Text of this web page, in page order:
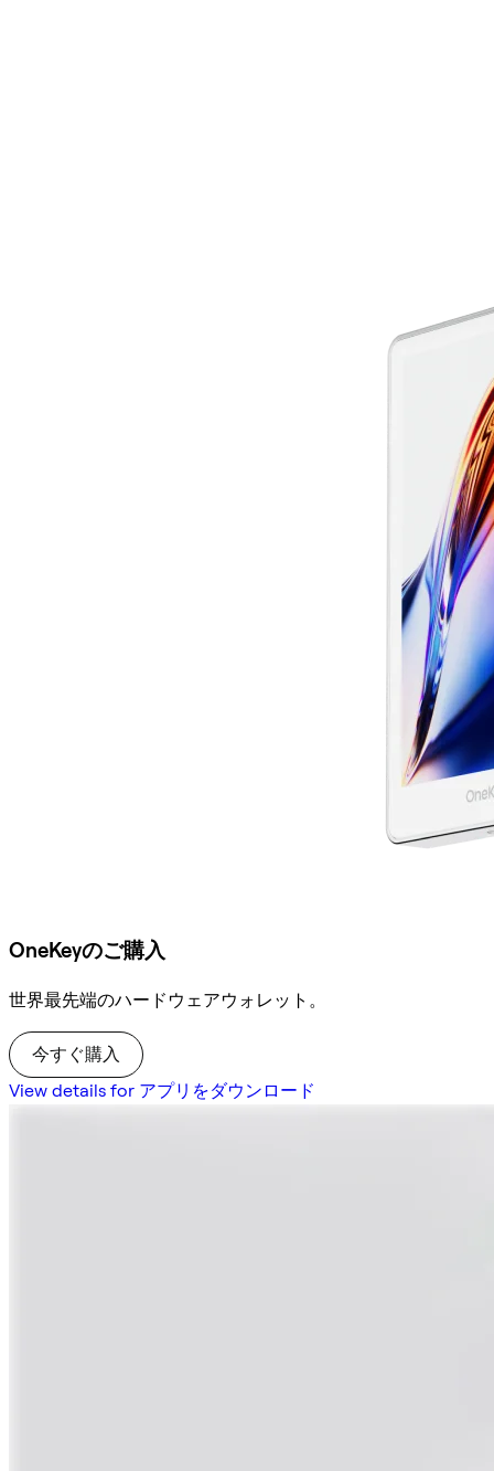
OneKeyのご購入
世界最先端のハードウェアウォレット。
今すぐ購入
View details for アプリをダウンロード